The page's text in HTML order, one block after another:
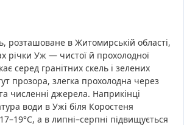
розташоване в Житомирській області,
річки Уж — чистої й прохолодної
серед гранітних скель і зелених
прозора, злегка прохолодна через
численні джерела. Наприкінці
води в Ужі біля Коростеня
а в липні–серпні підвищується